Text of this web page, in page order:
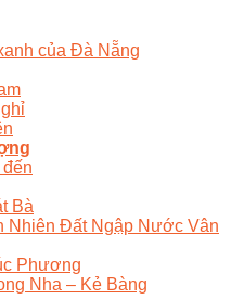
của Đà Nẵng
Bà
Nhiên Đất Ngập Nước Vân
Phương
Nha – Kẻ Bàng